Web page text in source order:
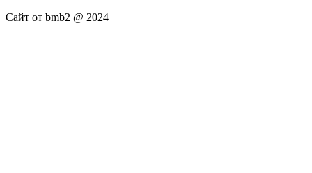
Сайт от bmb2 @ 2024